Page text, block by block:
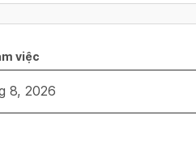
việc